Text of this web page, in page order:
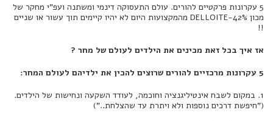
5 עקרונות פרקטיים להורים. עולם התעסוקה דינמי ומשתנה ועפ"י מחקר של
מכון DELLOITE-42% מהמקצועות היום לא יהיו קיימים תוך עשור או שניים
!!
אז איך בכל זאת מכינים את הילדים לעולם של מחר ?
5 עקרונות מרכזיים להורים שרוצים להכין את ילדיהם לעולם המחר:
1. במקום לשבח אינטיליגנציה וחוכמה, לעודד השקעה ונחישות של הילדים.
("חיפשת דרכים נוספות ולא ויתרת עד שהצלחת..")